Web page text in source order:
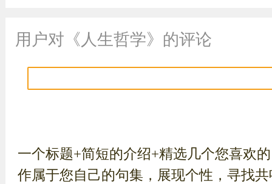
用户对《人生哲学》的评论
一个标题+简短的介绍+精选几个您喜欢
作属于您自己的句集，展现个性，寻找